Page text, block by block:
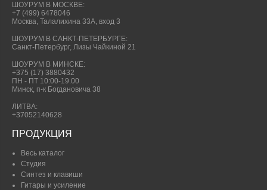
ШОУРУМ В МОСКВЕ:
+7 (499) 6478046
Москва, Талалихина 33А, вход 3
ШОУРУМ В САНКТ-ПЕТЕРБУРГЕ:
Санкт-Петербург, Лизы Чайкиной 21
ШОУРУМ В МИНСКЕ:
+375 (17) 3880432
ПН - ПТ 10:00-19.00
Минск, п-к Богдановича 38
ЛИТВА:
+37052140628
ПРОДУКЦИЯ
Весь каталог
Студия
Синтез и клавиши
Гитары и усиление